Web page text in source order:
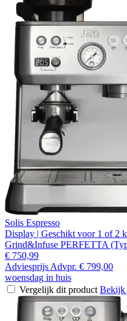
Solis Espresso
Display | Geschikt voor 1 of 2
Grind&Infuse PERFETTA
€ 750,99
Adviesprijs Advpr. € 799,00
woensdag in huis
Vergelijk dit product Bekijk